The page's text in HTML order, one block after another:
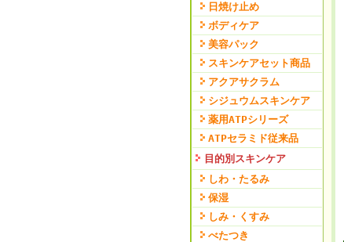
日焼け止め
ボディケア
美容パック
スキンケアセット商品
アクアサクラム
シジュウムスキンケア
薬用ATPシリーズ
ATPセラミド従来品
目的別スキンケア
しわ・たるみ
保湿
しみ・くすみ
べたつき